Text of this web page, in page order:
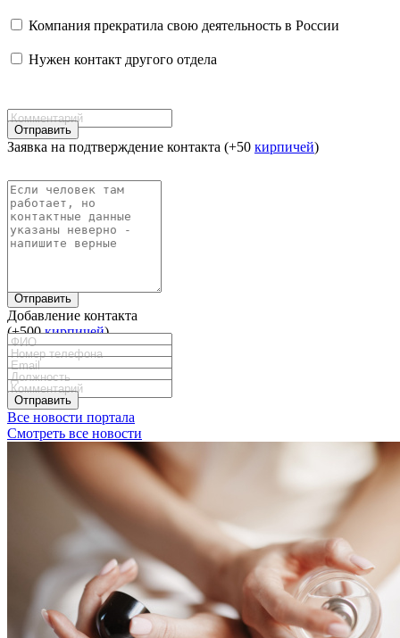
Компания прекратила свою деятельность в России
Нужен контакт другого отдела
Отправить
Заявка на подтверждение контакта (+50 кирпичей)
Отправить
Добавление контакта
(+500кирпичей)
Отправить
Все новости портала
Смотреть все новости